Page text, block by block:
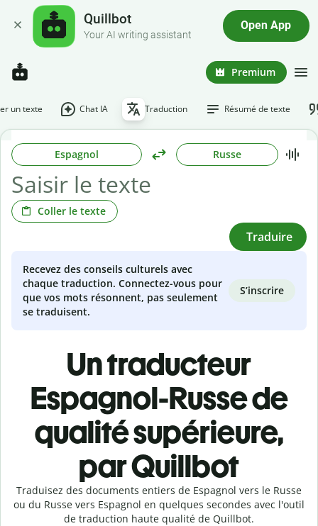
Quillbot
Your AI writing assistant
Open App
Premium
un texte Chat IA Traduction Résumé de texte
Espagnol Russe
Coller le texte
Traduire
Recevez des conseils culturels avec
chaque traduction. Connectez-vous pour
que vos mots résonnent, pas seulement
se traduisent.
S’inscrire
Un traducteur
Espagnol-Russe de
qualité supérieure,
par Quillbot
Traduisez des documents entiers de Espagnol vers le Russe
ou du Russe vers Espagnol en quelques secondes avec l'outil
de traduction haute qualité de Quillbot.